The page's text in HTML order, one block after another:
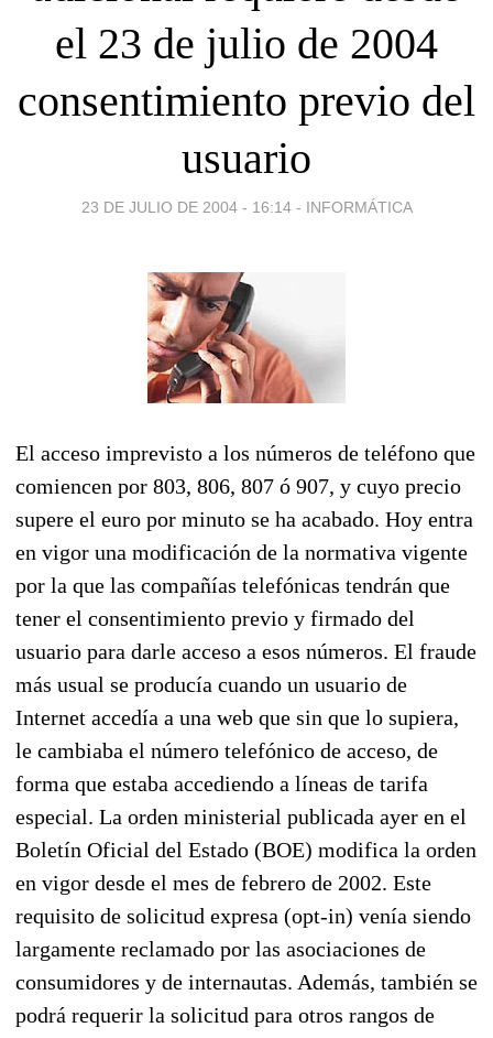
el 23 de julio de 2004
consentimiento previo del
usuario
23 DE JULIO DE 2004 - 16:14 - INFORMÁTICA
El acceso imprevisto a los números de teléfono que
comiencen por 803, 806, 807 ó 907, y cuyo precio
supere el euro por minuto se ha acabado. Hoy entra
en vigor una modificación de la normativa vigente
por la que las compañías telefónicas tendrán que
tener el consentimiento previo y firmado del
usuario para darle acceso a esos números. El fraude
más usual se producía cuando un usuario de
Internet accedía a una web que sin que lo supiera,
le cambiaba el número telefónico de acceso, de
forma que estaba accediendo a líneas de tarifa
especial. La orden ministerial publicada ayer en el
Boletín Oficial del Estado (BOE) modifica la orden
en vigor desde el mes de febrero de 2002. Este
requisito de solicitud expresa (opt-in) venía siendo
largamente reclamado por las asociaciones de
consumidores y de internautas. Además, también se
podrá requerir la solicitud para otros rangos de